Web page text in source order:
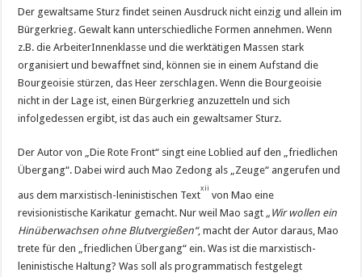
Der gewaltsame Sturz findet seinen Ausdruck nicht einzig und allein im
Bürgerkrieg. Gewalt kann unterschiedliche Formen annehmen. Wenn
z.B. die ArbeiterInnenklasse und die werktätigen Massen stark
organisiert und bewaffnet sind, können sie in einem Aufstand die
Bourgeoisie stürzen, das Heer zerschlagen. Wenn die Bourgeoisie
nicht in der Lage ist, einen Bürgerkrieg anzuzetteln und sich
infolgedessen ergibt, ist das auch ein gewaltsamer Sturz.
Der Autor von „Die Rote Front“ singt eine Loblied auf den „friedlichen
Übergang“. Dabei wird auch Mao Zedong als „Zeuge“ angerufen und
aus dem marxistisch-leninistischen Text
xii
von Mao eine
revisionistische Karikatur gemacht. Nur weil Mao sagt „Wir wollen ein
Hinüberwachsen ohne Blutvergießen“, macht der Autor daraus, Mao
trete für den „friedlichen Übergang“ ein. Was ist die marxistisch-
leninistische Haltung? Was soll als programmatisch festgelegt